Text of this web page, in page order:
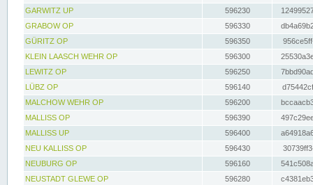
GARWITZ UP
596230
GRABOW OP
596330
GÜRITZ OP
596350
KLEIN LAASCH WEHR OP
596300
LEWITZ OP
596250
LÜBZ OP
596140
MALCHOW WEHR OP
596200
MALLISS OP
596390
MALLISS UP
596400
NEU KALLISS OP
596430
NEUBURG OP
596160
NEUSTADT GLEWE OP
596280